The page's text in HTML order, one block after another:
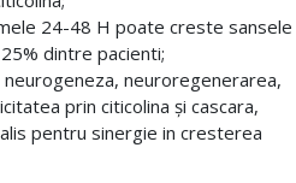
24-48 H poate creste sansele
dintre pacienti;
neuroregenerarea,
prin citicolina și cascara,
pentru sinergie in cresterea